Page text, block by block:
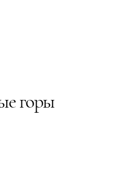
горы